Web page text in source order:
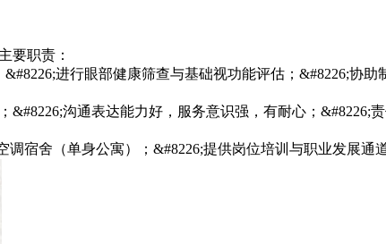
要职责：
进行眼部健康筛查与基础视功能评估；&#8226;协
沟通表达能力好，服务意识强，有耐心；&#8226;
宿舍（单身公寓）；&#8226;提供岗位培训与职业发展通